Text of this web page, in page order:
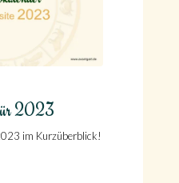
2023
im Kurzüberblick!